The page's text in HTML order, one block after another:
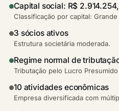
Capital social: R$
Classificação por capital:
3 sócios ativos
Estrutura societária moderada.
Regime normal de
Tributação pelo Lucro Presumido
10 atividades econômicas
Empresa diversificada com